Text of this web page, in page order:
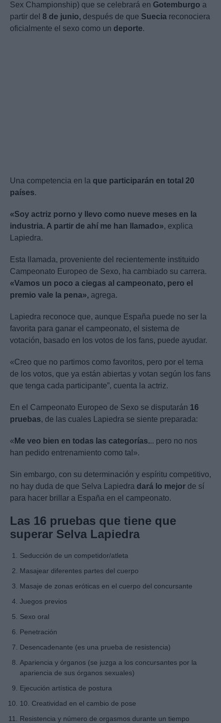
Sex Championship) que se celebrará en Gotemburgo a
partir del 8 de junio, después de que Suecia reconociera
oficialmente el sexo como un deporte.
Una competencia en la que participarán en total 20
países.
«Soy actriz porno y llevo como nueve meses en la
industria. A partir de ahí me han llamado», explica
Lapiedra.
Esta llamada, proveniente del recientemente instituido
Campeonato Europeo de Sexo, ha cambiado su carrera.
«Vamos un poco a ciegas al campeonato, pero el
premio vale la pena», agrega.
Lapiedra reconoce que, aunque España puede no ser la
favorita para ganar el campeonato, el sistema de
votación, basado en los votos de los fans, puede ayudar.
«Creo que no partimos como favoritos, pero por el tema
de los votos, que ya están abiertas y votan según los fans
que tenga cada participante”, cuenta la actriz.
En el Campeonato Europeo de Sexo se disputarán 16
pruebas, de las cuales Lapiedra se siente preparada:
« Me veo bien en todas las categorías... pero no nos
han pedido entrenamiento como tal».
Sin embargo, con su determinación y espíritu competitivo,
no hay duda de que Selva Lapiedra dará lo mejor de sí
para hacer brillar a España en el campeonato.
Las 16 pruebas que tiene que
superar Selva Lapiedra
Seducción de un competidor/atleta
Masajear diferentes partes del cuerpo
Masaje de zonas eróticas en el cuerpo del concursante
Juegos previos
Sexo oral
Penetración
Desencadenante (es una prueba de resistencia)
Apariencia y órganos (se juzga a los concursantes por la
apariencia de sus órganos sexuales)
Ejecución artística de postura
10. Creatividad en el cambio de pose
Resistencia y número de orgasmos durante un tiempo